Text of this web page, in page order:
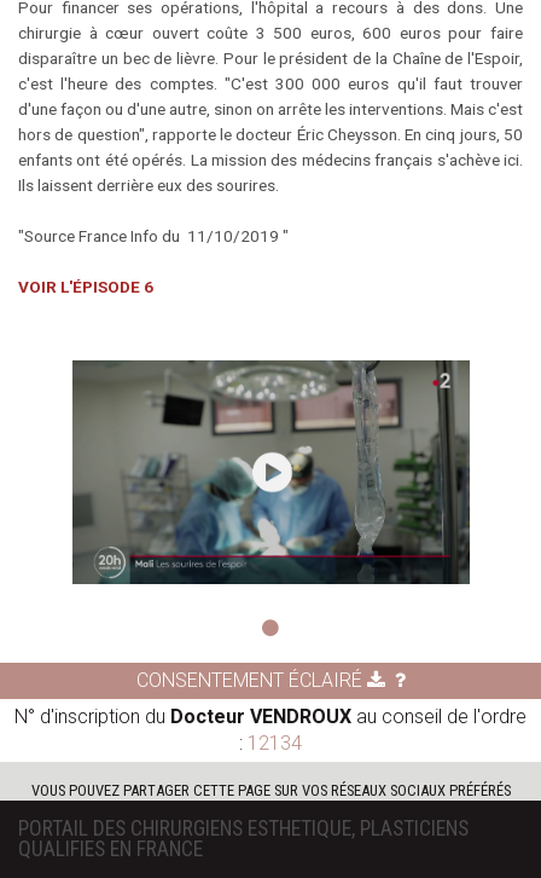
Pour financer ses opérations, l'hôpital a recours à des dons. Une
chirurgie à cœur ouvert coûte 3 500 euros, 600 euros pour faire
disparaître un bec de lièvre. Pour le président de la Chaîne de l'Espoir,
c'est l'heure des comptes. "C'est 300 000 euros qu'il faut trouver
d'une façon ou d'une autre, sinon on arrête les interventions. Mais c'est
hors de question", rapporte le docteur Éric Cheysson. En cinq jours, 50
enfants ont été opérés. La mission des médecins français s'achève ici.
Ils laissent derrière eux des sourires.
"Source France Info du 11/10/2019 "
VOIR L'ÉPISODE 6
CONSENTEMENT ÉCLAIRÉ
N° d'inscription du Docteur VENDROUX au conseil de l'ordre
: 12134
VOUS POUVEZ PARTAGER CETTE PAGE SUR VOS RÉSEAUX SOCIAUX PRÉFÉRÉS
PORTAIL DES CHIRURGIENS ESTHETIQUE, PLASTICIENS
QUALIFIES EN FRANCE